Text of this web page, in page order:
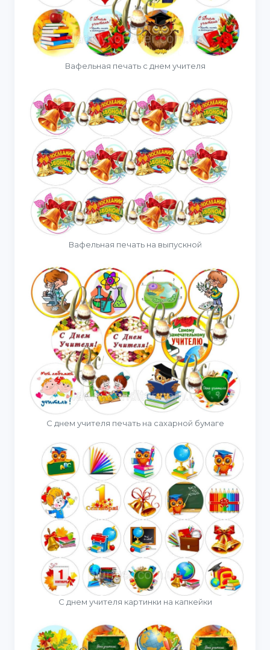
Вафельная печать с днем учителя
Вафельная печать на выпускной
С днем учителя печать на сахарной бумаге
С днем учителя картинки на капкейки